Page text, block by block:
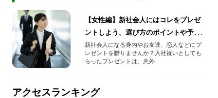
【女性編】新社会人にはコレをプレゼ
ントしよう。選び方のポイントや予算
も解説！
新社会人になる身内やお友達、恋人などにプ
レゼントを贈りませんか？入社祝いとしても
らったプレゼントは、意外...
アクセスランキング